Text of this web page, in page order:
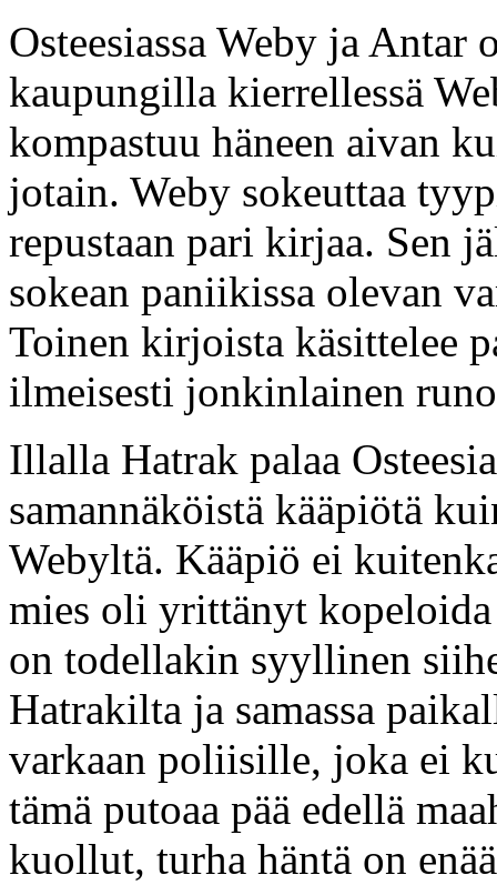
Osteesiassa Weby ja Antar
kaupungilla kierrellessä
kompastuu häneen aivan
jotain. Weby sokeuttaa
repustaan pari kirjaa. Sen
sokean paniikissa olevan
Toinen kirjoista käsittelee
ilmeisesti jonkinlainen
Illalla Hatrak palaa
samannäköistä kääpiötä
Webyltä. Kääpiö ei
mies oli yrittänyt kopeloida
on todellakin syyllinen
Hatrakilta ja samassa
varkaan poliisille, joka ei
tämä putoaa pää edellä
kuollut, turha häntä on